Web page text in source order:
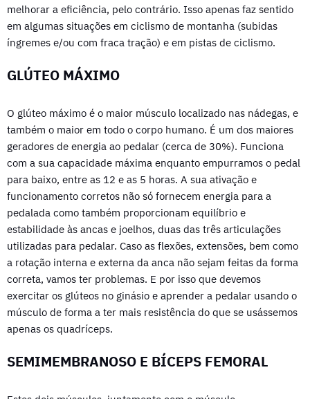
melhorar a eficiência, pelo contrário. Isso apenas faz sentido
em algumas situações em ciclismo de montanha (subidas
íngremes e/ou com fraca tração) e em pistas de ciclismo.
GLÚTEO MÁXIMO
O glúteo máximo é o maior músculo localizado nas nádegas, e
também o maior em todo o corpo humano. É um dos maiores
geradores de energia ao pedalar (cerca de 30%). Funciona
com a sua capacidade máxima enquanto empurramos o pedal
para baixo, entre as 12 e as 5 horas. A sua ativação e
funcionamento corretos não só fornecem energia para a
pedalada como também proporcionam equilíbrio e
estabilidade às ancas e joelhos, duas das três articulações
utilizadas para pedalar. Caso as flexões, extensões, bem como
a rotação interna e externa da anca não sejam feitas da forma
correta, vamos ter problemas. E por isso que devemos
exercitar os glúteos no ginásio e aprender a pedalar usando o
músculo de forma a ter mais resistência do que se usássemos
apenas os quadríceps.
SEMIMEMBRANOSO E BÍCEPS FEMORAL